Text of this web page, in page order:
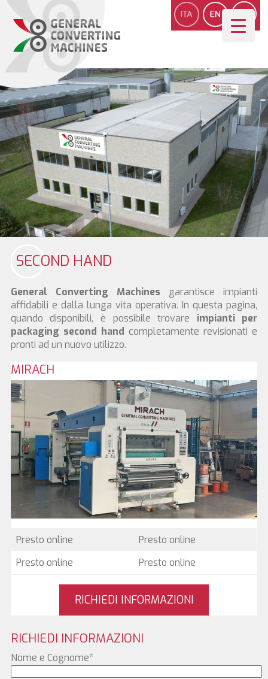
SECOND HAND
General Converting Machines garantisce impianti
affidabili e dalla lunga vita operativa. In questa pagina,
quando disponibili, è possibile trovare impianti per
packaging second hand completamente revisionati e
pronti ad un nuovo utilizzo.
MIRACH
Presto online
Presto online
Presto online
Presto online
RICHIEDI INFORMAZIONI
RICHIEDI INFORMAZIONI
Nome e Cognome*